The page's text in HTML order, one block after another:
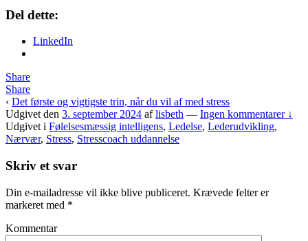
Del dette:
LinkedIn
Share
Share
‹ Det første og vigtigste trin, når du vil af med stress
Udgivet den 3. september 2024 aflisbeth — Ingen kommentarer ↓
Udgivet i Følelsesmæssig intelligens, Ledelse, Lederudvikling,
Nærvær, Stress, Stresscoach uddannelse
Skriv et svar
Din e-mailadresse vil ikke blive publiceret. Krævede felter er
markeret med *
Kommentar